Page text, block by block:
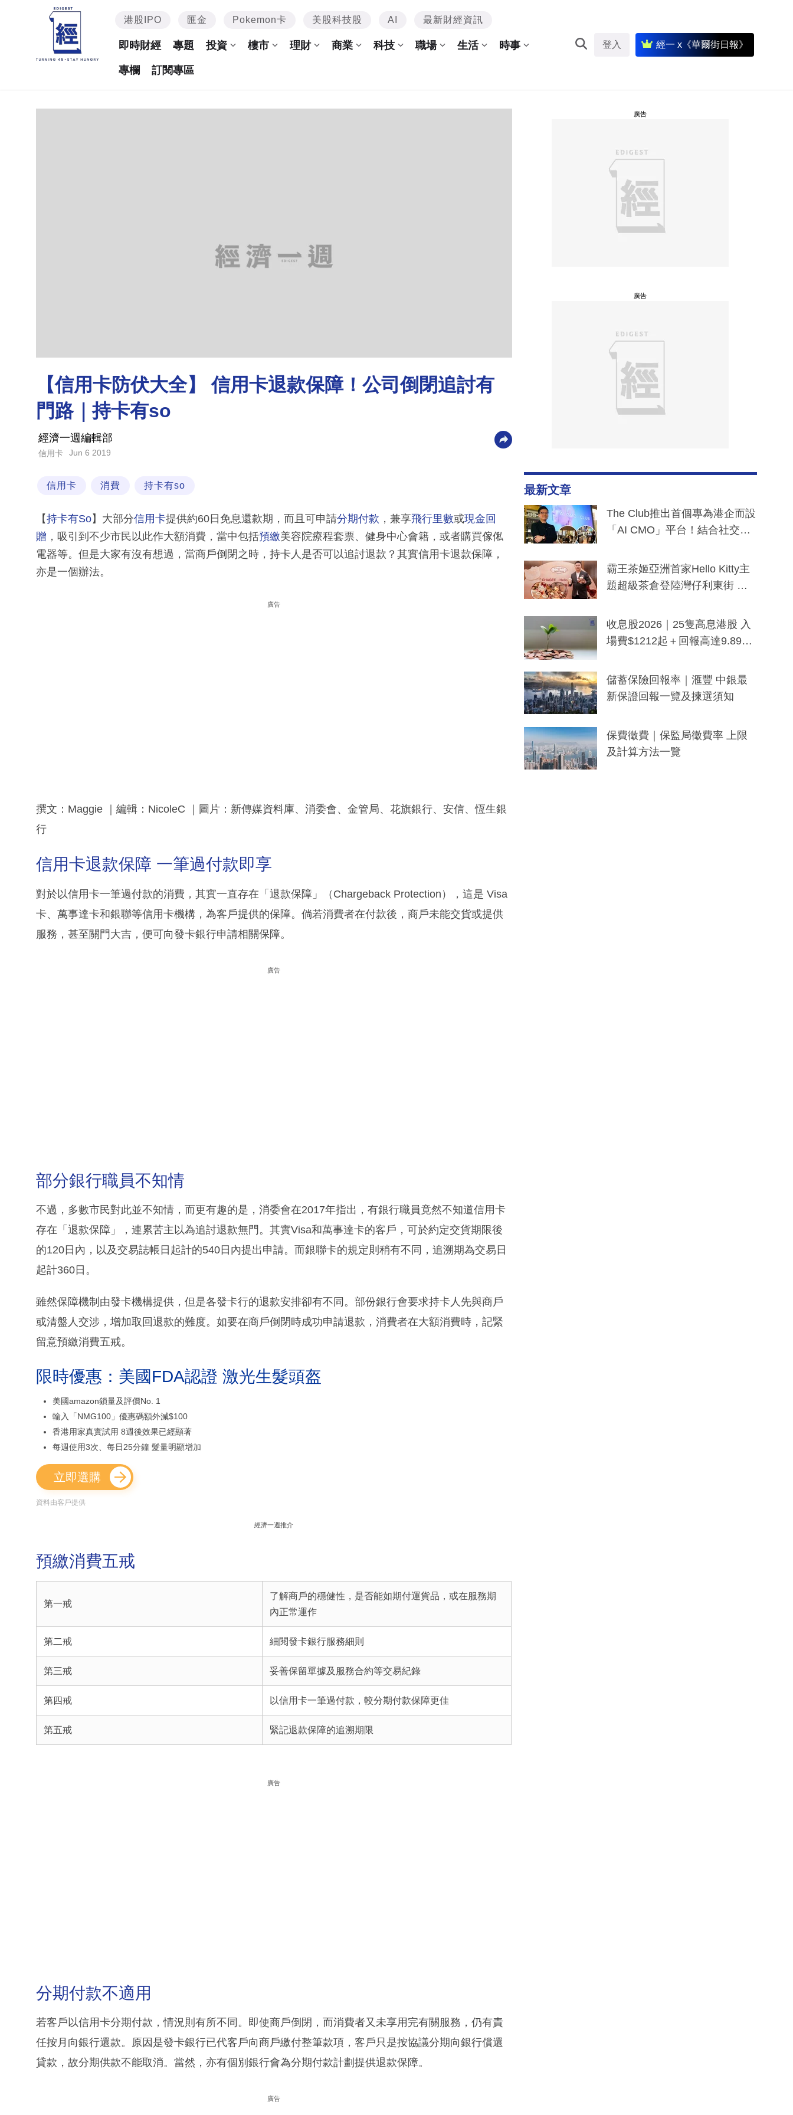
港股IPO 匯金 Pokemon卡 美股科技股 AI 最新財經資訊
即時財經 專題 投資 樓市 理財 商業 科技 職場 生活 時事
專欄 訂閱專區
登入 經一 x《華爾街日報》
【信用卡防伏大全】 信用卡退款保障！公司倒閉追討有
門路｜持卡有so
經濟一週編輯部
信用卡 Jun 6 2019
信用卡 消費 持卡有so
【持卡有So】大部分信用卡提供約60日免息還款期，而且可申請分期付款 ，兼享飛行里數或現金回
贈 ，吸引到不少市民以此作大額消費，當中包括預繳美容院療程套票、健身中心會籍，或者購買傢俬
電器等。但是大家有沒有想過，當商戶倒閉之時，持卡人是否可以追討退款？其實信用卡退款保障，
亦是一個辦法。
廣告
撰文：Maggie ｜編輯：NicoleC ｜圖片：新傳媒資料庫、消委會、金管局、花旗銀行、安信、恆生銀
行
信用卡退款保障 一筆過付款即享
對於以信用卡一筆過付款的消費，其實一直存在「退款保障」（Chargeback Protection），這是 Visa
卡、萬事達卡和銀聯等信用卡機構，為客戶提供的保障。倘若消費者在付款後，商戶未能交貨或提供
服務，甚至關門大吉，便可向發卡銀行申請相關保障。
廣告
部分銀行職員不知情
不過，多數市民對此並不知情，而更有趣的是，消委會在2017年指出，有銀行職員竟然不知道信用卡
存在「退款保障」，連累苦主以為追討退款無門。其實Visa和萬事達卡的客戶，可於約定交貨期限後
的120日內，以及交易誌帳日起計的540日內提出申請。而銀聯卡的規定則稍有不同，追溯期為交易日
起計360日。
雖然保障機制由發卡機構提供，但是各發卡行的退款安排卻有不同。部份銀行會要求持卡人先與商戶
或清盤人交涉，增加取回退款的難度。如要在商戶倒閉時成功申請退款，消費者在大額消費時，記緊
留意預繳消費五戒。
限時優惠：美國FDA認證 激光生髮頭盔
美國amazon鎖量及評價No. 1
輸入「NMG100」優惠碼額外減$100
香港用家真實試用 8週後效果已經顯著
每週使用3次、每日25分鐘 髮量明顯增加
立即選購
資料由客戶提供
經濟一週推介
預繳消費五戒
第一戒
了解商戶的穩健性，是否能如期付運貨品，或在服務期
內正常運作
第二戒 細閱發卡銀行服務細則
第三戒 妥善保留單據及服務合約等交易紀錄
第四戒 以信用卡一筆過付款，較分期付款保障更佳
第五戒 緊記退款保障的追溯期限
廣告
分期付款不適用
若客戶以信用卡分期付款，情況則有所不同。即使商戶倒閉，而消費者又未享用完有關服務，仍有責
任按月向銀行還款。原因是發卡銀行已代客戶向商戶繳付整筆款項，客戶只是按協議分期向銀行償還
貸款，故分期供款不能取消。當然，亦有個別銀行會為分期付款計劃提供退款保障。
廣告
廣告
廣告
最新文章
The Club推出首個專為港企而設
「AI CMO」平台！結合社交聆
分鐘生成「貼地」宣傳短片
霸王茶姬亞洲首家Hello Kitty主
題超級茶倉登陸灣仔利東街 推
y及香港限定特調系列
收息股2026｜25隻高息港股 入
場費$1212起＋回報高達9.89
儲蓄保險回報率｜滙豐 中銀最
新保證回報一覽及揀選須知
保費徵費｜保監局徵費率 上限
及計算方法一覽